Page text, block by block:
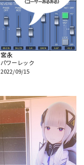
宮永
パワーレック
2022/09/15